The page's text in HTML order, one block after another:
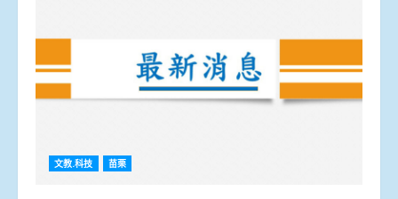
文教.科技 苗栗